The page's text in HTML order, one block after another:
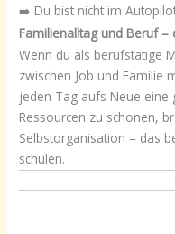
➡️ Du bist nicht im
Familienalltag und Beruf –
Wenn du als berufstätige
zwischen Job und Familie
jeden Tag aufs Neue eine
Ressourcen zu schonen,
Selbstorganisation – das
schulen.